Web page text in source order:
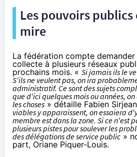
Les pouvoirs
mire
La fédération compte
collecte à plusieurs réseaux
prochains mois. « Si jamais ils le
S'ils ne veulent pas, on ira
administratif. Ce sont des sujets
que d'ici quelques mois ou années,
les choses » détaille Fabien
viables y apparaissent, on essaiera
membre est dans la zone. Si ce n'est
plusieurs pistes pour soulever les
des délégations de service public »
part, Oriane Piquer-Louis.